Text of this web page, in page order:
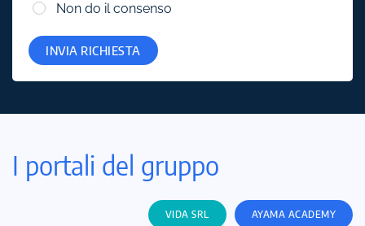
Non do il consenso
INVIA RICHIESTA
I portali del gruppo
VIDA SRL AYAMA ACADEMY